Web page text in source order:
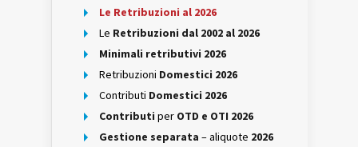
Le Retribuzioni al 2026
Le Retribuzioni dal 2002 al 2026
Minimali retributivi 2026
Retribuzioni Domestici 2026
Contributi Domestici 2026
Contributi per OTD e OTI 2026
Gestione separata – aliquote 2026